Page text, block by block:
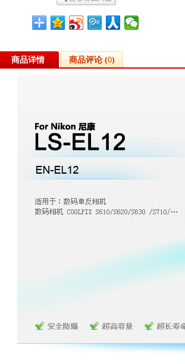
商品详情 商品评论 (0)